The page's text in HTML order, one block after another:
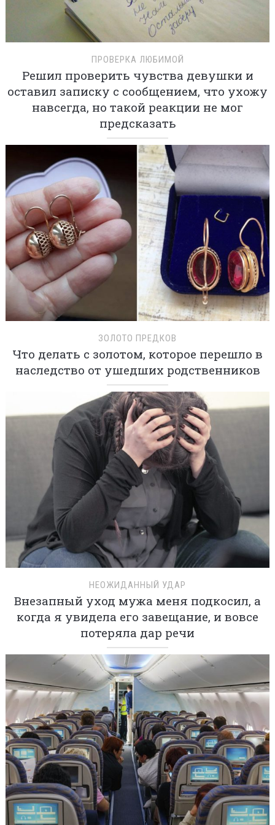
ПРОВЕРКА ЛЮБИМОЙ
Решил проверить чувства девушки и
оставил записку с сообщением, что ухожу
навсегда, но такой реакции не мог
предсказать
ЗОЛОТО ПРЕДКОВ
Что делать с золотом, которое перешло в
наследство от ушедших родственников
НЕОЖИДАННЫЙ УДАР
Внезапный уход мужа меня подкосил, а
когда я увидела его завещание, и вовсе
потеряла дар речи